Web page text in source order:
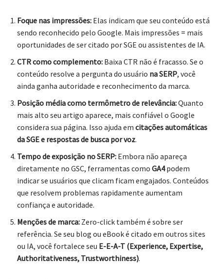
Foque nas impressões: Elas indicam que seu conteúdo está
sendo reconhecido pelo Google. Mais impressões = mais
oportunidades de ser citado por SGE ou assistentes de IA.
CTR como complemento: Baixa CTR não é fracasso. Se o
conteúdo resolve a pergunta do usuário na SERP, você
ainda ganha autoridade e reconhecimento da marca.
Posição média como termômetro de relevância:Quanto
mais alto seu artigo aparece, mais confiável o Google
considera sua página. Isso ajuda em citações automáticas
da SGE e respostas de busca por voz.
Tempo de exposição no SERP: Embora não apareça
diretamente no GSC, ferramentas como GA4podem
indicar se usuários que clicam ficam engajados. Conteúdos
que resolvem problemas rapidamente aumentam
confiança e autoridade.
Menções de marca: Zero-click também é sobre ser
referência. Se seu blog ou eBook é citado em outros sites
ou IA, você fortalece seu E-E-A-T (Experience, Expertise,
Authoritativeness, Trustworthiness).